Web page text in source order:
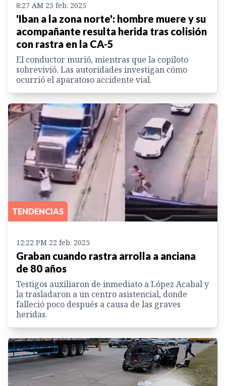
8:27 AM 25 feb. 2025
'Iban a la zona norte': hombre muere y su
acompañante resulta herida tras colisión
con rastra en la CA-5
El conductor murió, mientras que la copiloto
sobrevivió. Las autoridades investigan cómo
ocurrió el aparatoso accidente vial.
TENDENCIAS
12:22 PM 22 feb. 2025
Graban cuando rastra arrolla a anciana
de 80 años
Testigos auxiliaron de inmediato a López Acabal y
la trasladaron a un centro asistencial, donde
falleció poco después a causa de las graves
heridas.